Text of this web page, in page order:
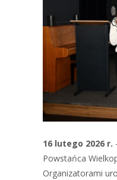
16 lutego 2026 r.
Powstańca
Organizatorami